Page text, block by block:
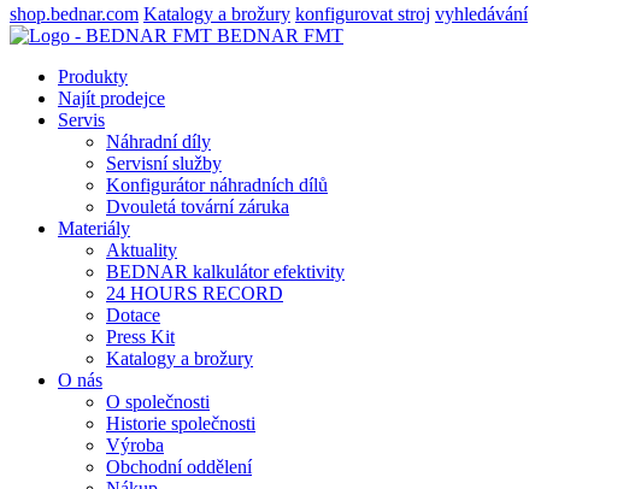
shop.bednar.com Katalogy a brožury konfigurovat stroj vyhledávání
BEDNAR FMT
Produkty
Najít prodejce
Servis
Náhradní díly
Servisní služby
Konfigurátor náhradních dílů
Dvouletá tovární záruka
Materiály
Aktuality
BEDNAR kalkulátor efektivity
24 HOURS RECORD
Dotace
Press Kit
Katalogy a brožury
O nás
O společnosti
Historie společnosti
Výroba
Obchodní oddělení